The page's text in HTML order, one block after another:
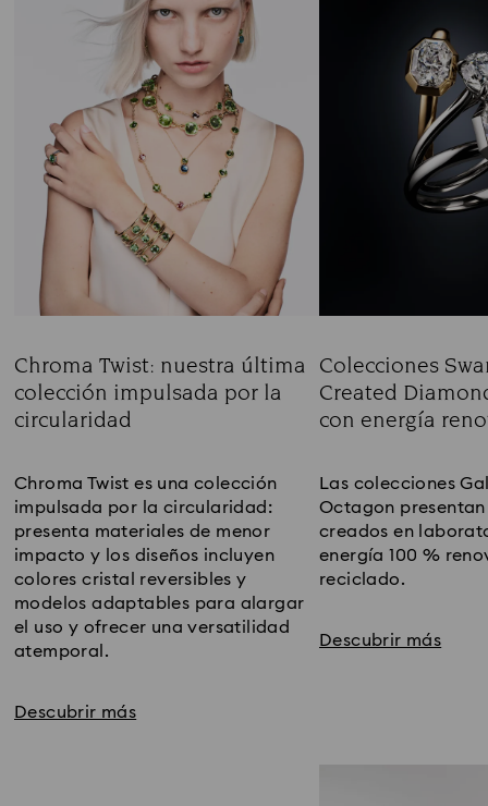
Chroma Twist: nuestra última
colección impulsada por la
circularidad
Chroma Twist es una colección
impulsada por la circularidad:
presenta materiales de menor
impacto y los diseños incluyen
colores cristal reversibles y
modelos adaptables para alargar
el uso y ofrecer una versatilidad
atemporal.
Descubrir más
Colecciones
Created
con energía
Las colecciones
Octagon
creados en
energía 100 %
reciclado.
Descubrir más